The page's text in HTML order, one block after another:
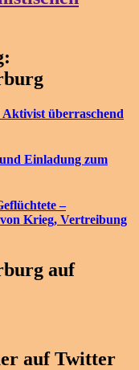
überraschend
Einladung zum
–
Krieg, Vertreibung
auf
auf Twitter